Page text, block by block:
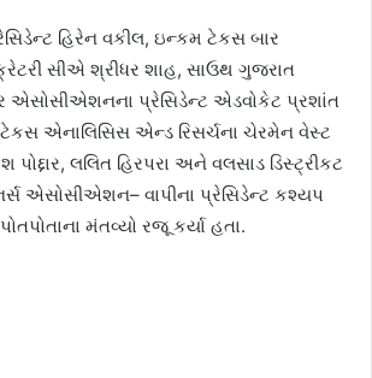
હિરેન વકીલ, ઇન્કમ ટેકસ બાર
સીએ શ્રીધર શાહ, સાઉથ ગુજરાત
એસોસીએશનના પ્રેસિડેન્ટ એડવોકેટ પ્રશાંત
ટેકસ એનાલિસિસ એન્ડ રિસર્ચના ચેરમેન વેસ્ટ
પોદ્દાર, લલિત હિરપરા અને વલસાડ ડિસ્ટ્રીકટ
એસોસીએશન– વાપીના પ્રેસિડેન્ટ કશ્યપ
મંતવ્યો રજૂ કર્યા હતા.